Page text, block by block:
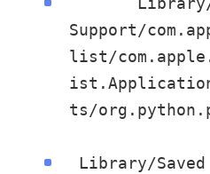
Support/
list/
ts/
~/Library/
الآن